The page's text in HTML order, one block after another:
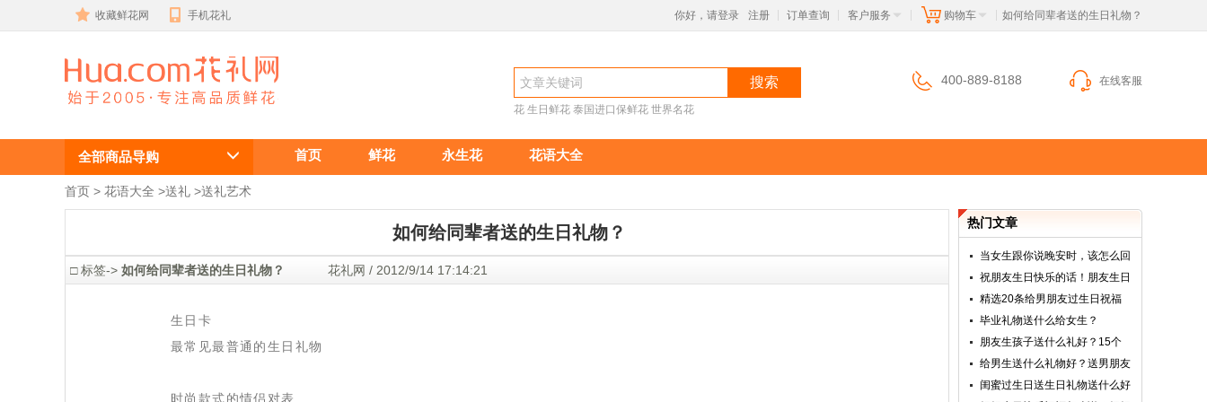
收藏鲜花网 手机花礼 你好，请登录 注册 订单查询 客户服务 购物车 如何给同辈者送的生日礼物？
如何给同辈者
送的生日礼
物？送什么礼
礼品,情人礼
品订购,生日
礼物,女朋友
搜索
花 生日鲜花 泰国进口保鲜花 世界名花
400-889-8188 在线客服
全部商品导购 首页 鲜花 永生花 花语大全
首页 > 花语大全 >送礼 >送礼艺术
如何给同辈者送的生日礼物？
□ 标签-> 如何给同辈者送的生日礼物？ 花礼网 / 2012/9/14 17:14:21
生日卡
最常见最普通的生日礼物
时尚款式的情侣对表
热门文章
当女生跟你说晚安时，该怎么回
祝朋友生日快乐的话！朋友生日
精选20条给男朋友过生日祝福
毕业礼物送什么给女生？
朋友生孩子送什么礼好？15个
给男生送什么礼物好？送男朋友
闺蜜过生日送生日礼物送什么好